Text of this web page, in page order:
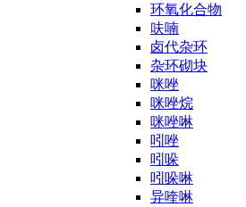
环氧化合物
呋喃
卤代杂环
杂环砌块
咪唑
咪唑烷
咪唑啉
吲唑
吲哚
吲哚啉
异喹啉